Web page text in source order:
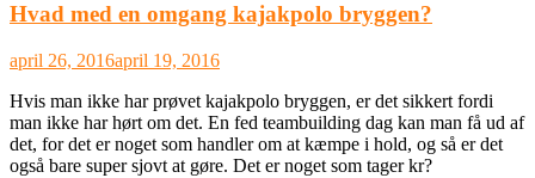
Hvad med en omgang kajakpolo bryggen?
april 26, 2016april 19, 2016
Hvis man ikke har prøvet kajakpolo bryggen, er det sikkert fordi
man ikke har hørt om det. En fed teambuilding dag kan man få ud af
det, for det er noget som handler om at kæmpe i hold, og så er det
også bare super sjovt at gøre. Det er noget som tager kr?